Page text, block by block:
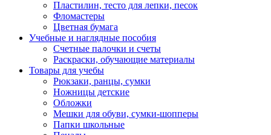
Пластилин, тесто для лепки, песок
Фломастеры
Цветная бумага
Учебные и наглядные пособия
Счетные палочки и счеты
Раскраски, обучающие материалы
Товары для учебы
Рюкзаки, ранцы, сумки
Ножницы детские
Обложки
Мешки для обуви, сумки-шопперы
Папки школьные